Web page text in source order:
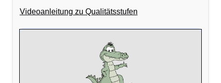
Videoanleitung zu Qualitätsstufen